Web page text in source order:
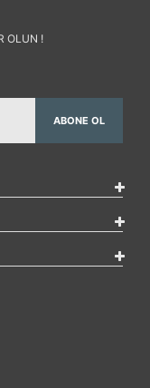
OLUN !
ABONE OL